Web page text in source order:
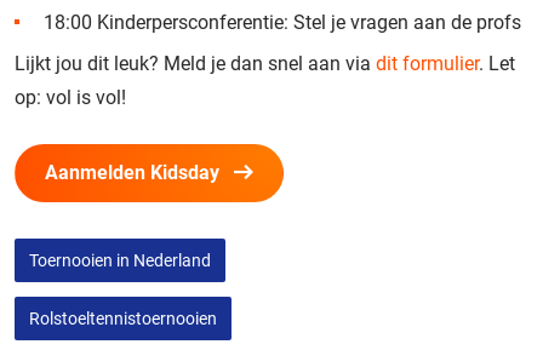
18:00 Kinderpersconferentie: Stel je vragen aan de profs
Lijkt jou dit leuk? Meld je dan snel aan via dit formulier. Let
op: vol is vol!
Aanmelden Kidsday
Toernooien in Nederland
Rolstoeltennistoernooien